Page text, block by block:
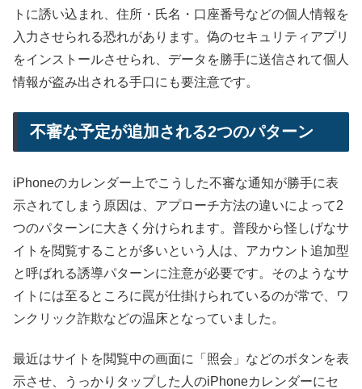
トに誘い込まれ、住所・氏名・口座番号などの個人情報を
入力させられる恐れがあります。偽のセキュリティアプリ
をインストールさせられ、データを勝手に送信されて個人
情報が盗み出される手口にも要注意です。
不審な予定が追加される2つのパターン
iPhoneのカレンダー上でこうした不審な通知が勝手に表
示されてしまう原因は、アプローチ方法の違いによって2
つのパターンに大きく分けられます。普段から怪しげなサ
イトを閲覧することが多いという人は、アカウント追加型
と呼ばれる誘導パターンに注意が必要です。そのようなサ
イトには至るところに罠が仕掛けられているのが常で、ワ
ンクリック詐欺などの温床となっていました。
最近はサイトを閲覧中の画面に「照会」などのボタンを表
示させ、うっかりタップした人のiPhoneカレンダーにセ